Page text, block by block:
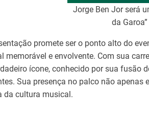
Jorge Ben Jor será
da
promete ser o ponto alto do
memorável e envolvente. Com sua
ícone, conhecido por sua fusão
Sua presença no palco não
da cultura musical.